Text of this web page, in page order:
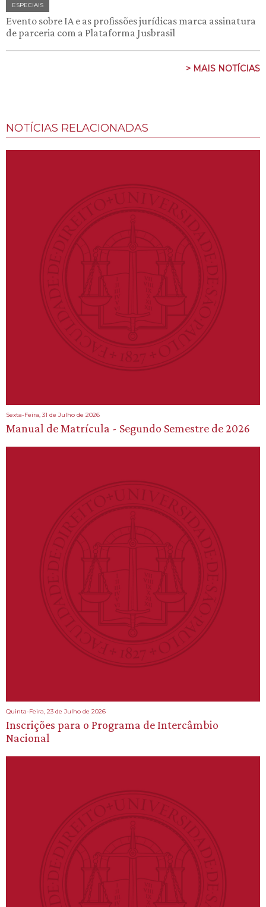
ESPECIAIS
Evento sobre IA e as profissões jurídicas marca assinatura
de parceria com a Plataforma Jusbrasil
> MAIS NOTÍCIAS
NOTÍCIAS RELACIONADAS
Sexta-Feira, 31 de Julho de 2026
Manual de Matrícula - Segundo Semestre de 2026
Quinta-Feira, 23 de Julho de 2026
Inscrições para o Programa de Intercâmbio
Nacional